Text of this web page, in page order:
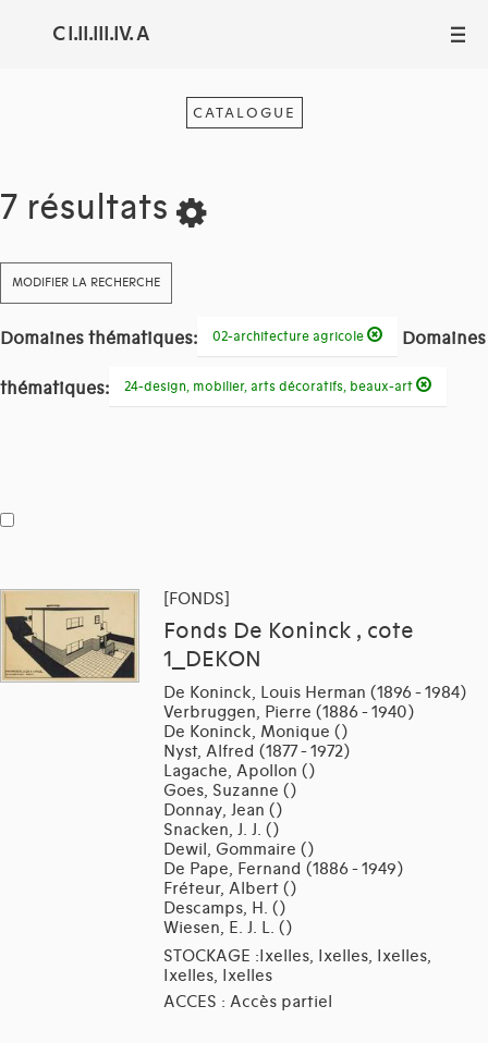
C I.II.III.IV. A III
CATALOGUE
7 résultats
MODIFIER LA RECHERCHE
Domaines thématiques: 02-architecture agricole Domaines
thématiques: 24-design, mobilier, arts décoratifs, beaux-art
[FONDS]
Fonds De Koninck , cote
1_DEKON
De Koninck, Louis Herman (1896 - 1984)
Verbruggen, Pierre (1886 - 1940)
De Koninck, Monique ()
Nyst, Alfred (1877 - 1972)
Lagache, Apollon ()
Goes, Suzanne ()
Donnay, Jean ()
Snacken, J. J. ()
Dewil, Gommaire ()
De Pape, Fernand (1886 - 1949)
Fréteur, Albert ()
Descamps, H. ()
Wiesen, E. J. L. ()
STOCKAGE :Ixelles, Ixelles, Ixelles,
Ixelles, Ixelles
ACCES : Accès partiel